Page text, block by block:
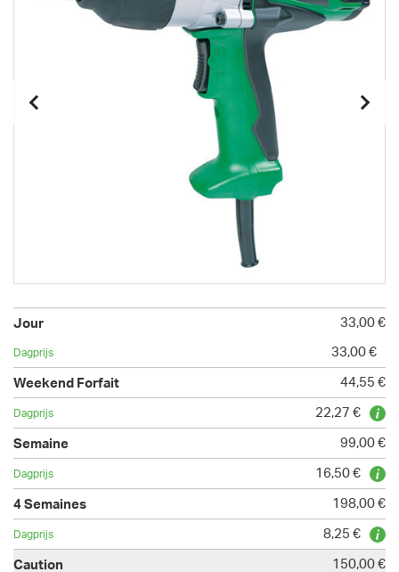
33,00 €
33,00 €
44,55 €
22,27 €
99,00 €
16,50 €
198,00 €
8,25 €
150,00 €